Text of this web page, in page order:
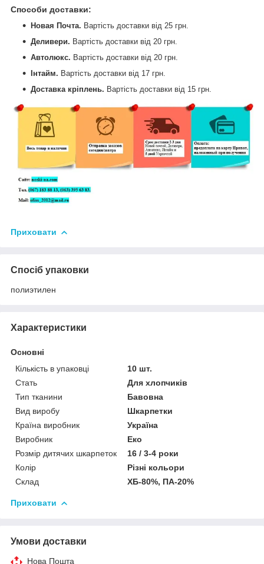
Способи доставки:
Новая Почта. Вартість доставки від 25 грн.
Деливери. Вартість доставки від 20 грн.
Автолюкс. Вартість доставки від 20 грн.
Інтайм. Вартість доставки від 17 грн.
Доставка кріплень. Вартість доставки від 15 грн.
Приховати
Спосіб упаковки
полиэтилен
Характеристики
Основні
Кількість в упаковці
10 шт.
Стать
Для хлопчиків
Тип тканини
Бавовна
Вид виробу
Шкарпетки
Країна виробник
Україна
Виробник
Еко
Розмір дитячих шкарпеток
16 / 3-4 роки
Колір
Різні кольори
Склад
ХБ-80%, ПА-20%
Приховати
Умови доставки
Нова Пошта